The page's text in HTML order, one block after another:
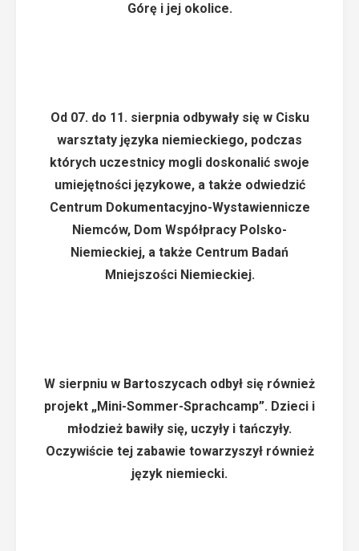
Górę i jej okolice.
Od 07. do 11. sierpnia odbywały się w Cisku
warsztaty języka niemieckiego, podczas
których uczestnicy mogli doskonalić swoje
umiejętności językowe, a także odwiedzić
Centrum Dokumentacyjno-Wystawiennicze
Niemców, Dom Współpracy Polsko-
Niemieckiej, a także Centrum Badań
Mniejszości Niemieckiej.
W sierpniu w Bartoszycach odbył się również
projekt „Mini-Sommer-Sprachcamp”. Dzieci i
młodzież bawiły się, uczyły i tańczyły.
Oczywiście tej zabawie towarzyszył również
język niemiecki.